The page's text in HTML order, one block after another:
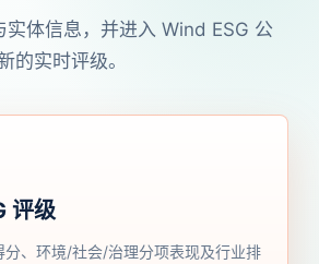
实体信息，并进入 Wind ESG 公
的实时评级。
评级
、环境/社会/治理分项表现及行业排